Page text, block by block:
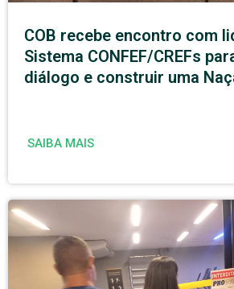
COB recebe encontro com
Sistema CONFEF/CREFs
diálogo e construir uma
SAIBA MAIS